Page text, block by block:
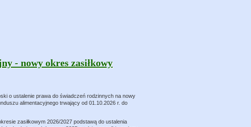
- nowy okres zasiłkowy
o ustalenie prawa do świadczeń rodzinnych na nowy
alimentacyjnego trwający od 01.10.2026 r. do
zasiłkowym 2026/2027 podstawą do ustalenia